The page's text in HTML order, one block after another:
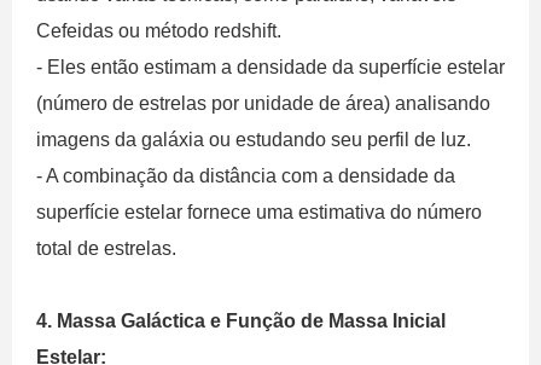
Cefeidas ou método redshift.
- Eles então estimam a densidade da superfície estelar
(número de estrelas por unidade de área) analisando
imagens da galáxia ou estudando seu perfil de luz.
- A combinação da distância com a densidade da
superfície estelar fornece uma estimativa do número
total de estrelas.
4. Massa Galáctica e Função de Massa Inicial
Estelar: